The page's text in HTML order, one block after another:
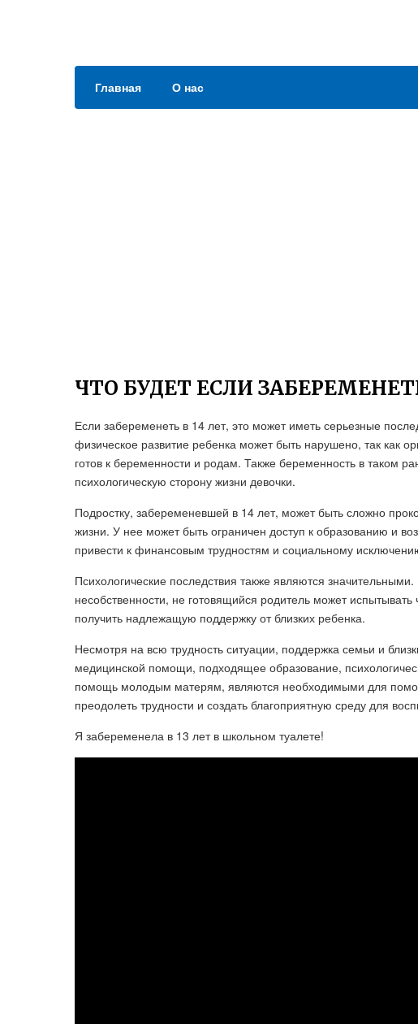
Главная О нас
ЧТО БУДЕТ ЕСЛИ
Если забеременеть в 14 лет, это может иметь серьезные
физическое развитие ребенка может быть нарушено, так как
готов к беременности и родам. Также беременность в таком
психологическую сторону жизни девочки.
Подростку, забеременевшей в 14 лет, может быть сложно
жизни. У нее может быть ограничен доступ к образованию и
привести к финансовым трудностям и социальному
Психологические последствия также являются
несобственности, не готовящийся родитель может
получить надлежащую поддержку от близких ребенка.
Несмотря на всю трудность ситуации, поддержка семьи и
медицинской помощи, подходящее образование,
помощь молодым матерям, являются необходимыми для
преодолеть трудности и создать благоприятную среду для
Я забеременела в 13 лет в школьном туалете!